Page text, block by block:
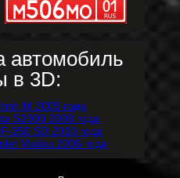
автомобиль
в 3D: